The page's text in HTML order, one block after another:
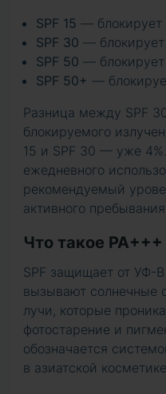
SPF 15 — блокирует
SPF 30 —
SPF 50 —
SPF 50+ —
Разница между SPF
блокируемого
15 и SPF 30 — уже
ежедневного
рекомендуемый
активного
Что такое
SPF защищает от УФ-
вызывают солнечные
лучи, которые
фотостарение и
обозначается
в азиатской